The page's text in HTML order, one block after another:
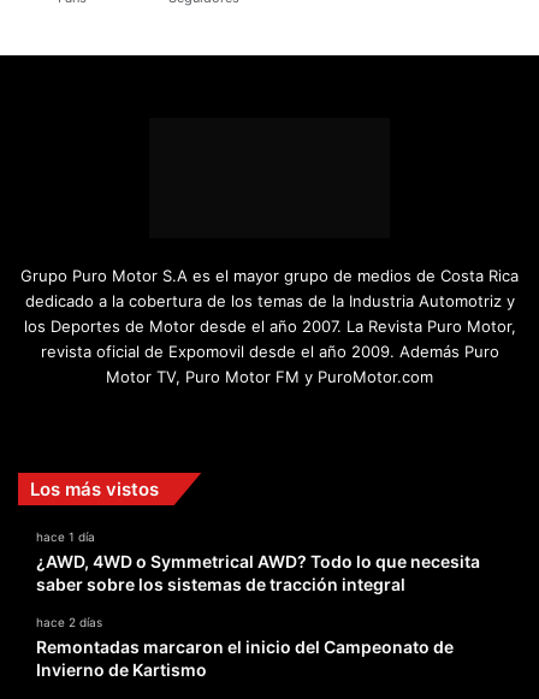
Grupo Puro Motor S.A es el mayor grupo de medios de Costa Rica
dedicado a la cobertura de los temas de la Industria Automotriz y
los Deportes de Motor desde el año 2007. La Revista Puro Motor,
revista oficial de Expomovil desde el año 2009. Además Puro
Motor TV, Puro Motor FM y PuroMotor.com
Los más vistos
hace 1 día
¿AWD, 4WD o Symmetrical AWD? Todo lo que necesita
saber sobre los sistemas de tracción integral
hace 2 días
Remontadas marcaron el inicio del Campeonato de
Invierno de Kartismo